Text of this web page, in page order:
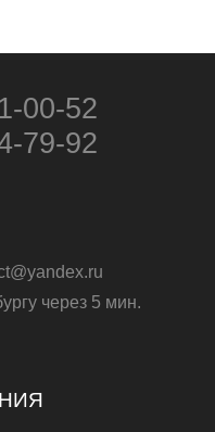
00-52
79-92
через 5 мин.